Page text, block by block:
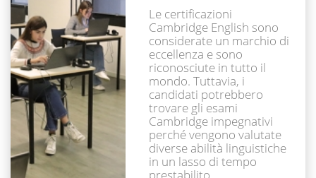
Le certificazioni
Cambridge English sono
considerate un marchio di
eccellenza e sono
riconosciute in tutto il
mondo. Tuttavia, i
candidati potrebbero
trovare gli esami
Cambridge impegnativi
perché vengono valutate
diverse abilità linguistiche
in un lasso di tempo